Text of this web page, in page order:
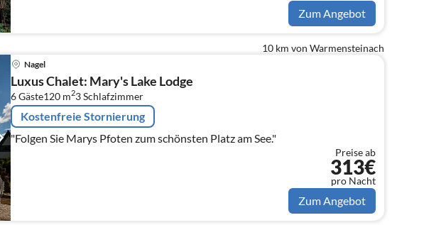
Zum Angebot
10 km von Warmensteinach
Nagel
Luxus Chalet: Mary's Lake Lodge
6 Gäste120 m23Schlafzimmer
Kostenfreie Stornierung
"Folgen Sie Marys Pfoten zum schönsten Platz am See."
Preise ab
313€
pro Nacht
Zum Angebot